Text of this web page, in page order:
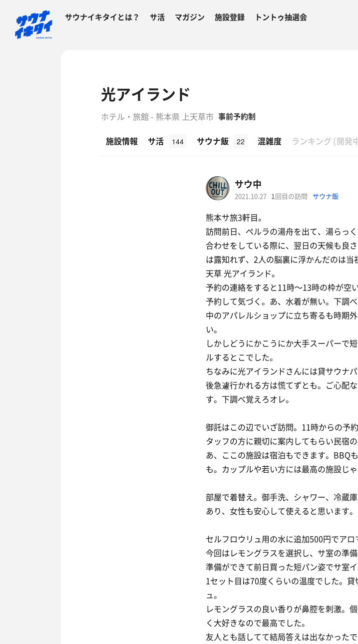
サウナイキタイとは？ サ活 マガジン 施設登録 トントゥ抽選会
光アイランド
ホテル・旅館 - 熊本県 上天草市 事前予約制
施設情報 サ活 144 サウナ飯 22 混雑度 ランキング (開発
サウ中
2021.10.27 1 回目の訪問 サウナ飯
熊本サ旅3軒目。
訪問前日、ペルラの湯舟を出て、湯らっ
合わせをしている際に、翌日の天候も良
は露知れず、2人の脳裏に浮かんだのは
天草 光アイランド。
予約の連絡をすると11時〜13時の枠が空
予約して気づく。あ、水着が無い。下調
中のアパレルショップに立ち寄るも時期
い。
しかしどうにかこうにか大手スーパーで
ルするとこでした。
ちなみに光アイランドさんには貸サウナ
後急遽行かれる方は慌てずとも。ご心配
す。下調べ覚えろオレ。
御託はこの辺でいざ訪問。11時からの予
タッフの方に親切に案内してもらい民宿の
あ、ここの施設は宿泊もできます。BBQ
も。カップルや若い方には最高の施設じゃ
部屋で着替え。御手洗、シャワー、冷蔵
あり、女性も安心して使えると思います。
セルフロウリュ用の水に追加500円でアロ
今回はレモングラスを選択し、サ室の準
準備ができて前日買った短パン姿でサ室イ
1セット目は70度くらいの温度でした。
ュ。
レモングラスの良い香りが鼻腔を刺激。
く大好きなので最高でした。
友人とも話してて結局答えは出なかった